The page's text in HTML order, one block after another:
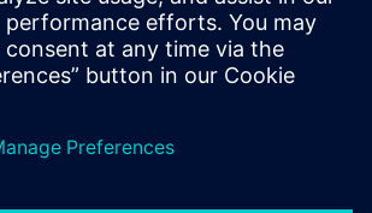
department, then please click the
need to provide some personal details and
will be emailed to you.